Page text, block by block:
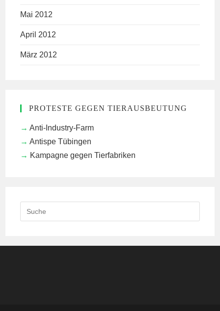
Mai 2012
April 2012
März 2012
PROTESTE GEGEN TIERAUSBEUTUNG
Anti-Industry-Farm
Antispe Tübingen
Kampagne gegen Tierfabriken
Search
this